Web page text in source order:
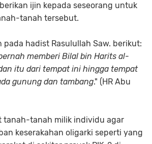
ijin kepada seseorang untuk
tanah tersebut.
pada hadist Rasulullah Saw. berikut:
memberi Bilal bin Harits al-
itu dari tempat ini hingga tempat
gunung dan tambang." (HR Abu
tanah-tanah milik individu agar
keserakahan oligarki seperti yang